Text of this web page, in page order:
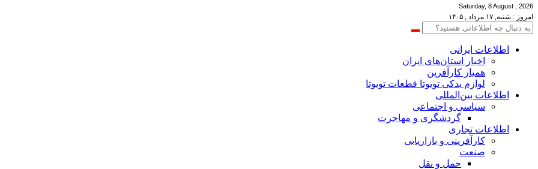
Saturday, 8 August , 2026
امروز : شنبه, ۱۷ مرداد , ۱۴۰۵
اطلاعات‌ ‎ایرانی
اخبار استان‌های ایران
همیار کارآفرین
لوازم یدکی تویوتا قطعات تویوتا
اطلاعات بین‌المللی
سیاسی و اجتماعی
گردشگری و مهاجرت
اطلاعات تجاری
کارآفرینی و بازاریابی
صنعت
حمل و نقل